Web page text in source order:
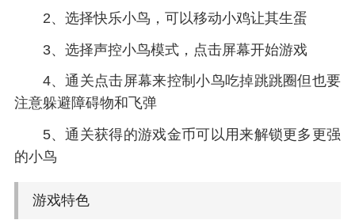
2、选择快乐小鸟，可以移动小鸡让其生蛋
3、选择声控小鸟模式，点击屏幕开始游戏
4、通关点击屏幕来控制小鸟吃掉跳跳圈但也要
注意躲避障碍物和飞弹
5、通关获得的游戏金币可以用来解锁更多更强
的小鸟
游戏特色